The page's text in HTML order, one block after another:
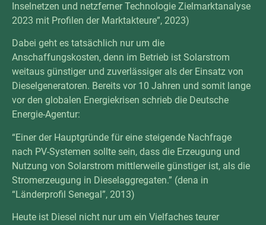
Inselnetzen und netzferner Technologie Zielmarktanalyse
2023 mit Profilen der Marktakteure”, 2023)
Dabei geht es tatsächlich nur um die
Anschaffungskosten, denn im Betrieb ist Solarstrom
weitaus günstiger und zuverlässiger als der Einsatz von
Dieselgeneratoren. Bereits vor 10 Jahren und somit lange
vor den globalen Energiekrisen schrieb die Deutsche
Energie-Agentur:
“Einer der Hauptgründe für eine steigende Nachfrage
nach PV-Systemen sollte sein, dass die Erzeugung und
Nutzung von Solarstrom mittlerweile günstiger ist, als die
Stromerzeugung in Dieselaggregaten.” (dena in
“Länderprofil Senegal”, 2013)
Heute ist Diesel nicht nur um ein Vielfaches teurer